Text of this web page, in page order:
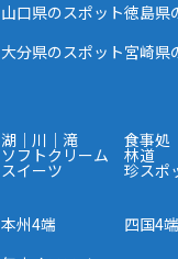
山口県のスポット徳島県
大分県のスポット宮崎県
湖｜川｜滝 食事処
ソフトクリーム 林道
スイーツ 珍スポ
本州4端 四国4端